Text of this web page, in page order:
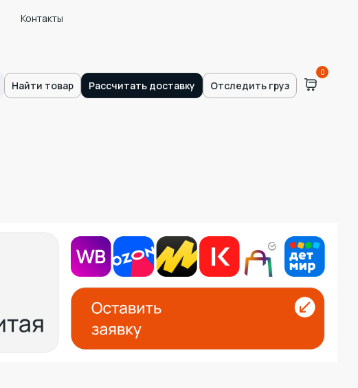
Контакты
Найти товар Рассчитать доставку Отследить груз
0